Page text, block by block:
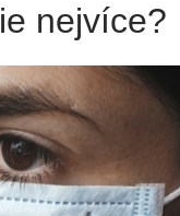
nejvíce?